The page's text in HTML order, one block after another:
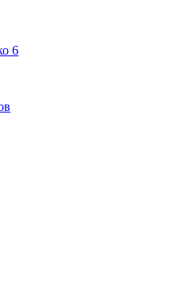
6